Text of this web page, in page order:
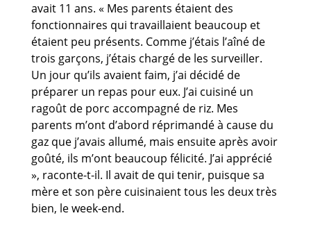
avait 11 ans. « Mes parents étaient des
fonctionnaires qui travaillaient beaucoup et
étaient peu présents. Comme j’étais l’aîné de
trois garçons, j’étais chargé de les surveiller.
Un jour qu’ils avaient faim, j’ai décidé de
préparer un repas pour eux. J’ai cuisiné un
ragoût de porc accompagné de riz. Mes
parents m’ont d’abord réprimandé à cause du
gaz que j’avais allumé, mais ensuite après avoir
goûté, ils m’ont beaucoup félicité. J’ai apprécié
», raconte-t-il. Il avait de qui tenir, puisque sa
mère et son père cuisinaient tous les deux très
bien, le week-end.